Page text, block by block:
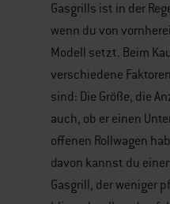
Gasgrills ist in der
wenn du von
Modell setzt. Beim
verschiedene
sind: Die Größe, die
auch, ob er einen
offenen Rollwagen
davon kannst du
Gasgrill, der weniger